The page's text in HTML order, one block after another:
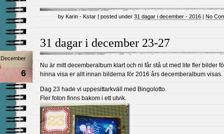
by Karin - Kstar | posted under 31 dagar i december - 2016 | No
31 dagar i december 23-27
December
6
Nu är mitt decemberalbum klart och ni får stå ut med lite fler bilder
hinna visa er allt innan bilderna för 2016 års decemberalbum visas.
Dag 23 hade vi uppesittarkväll med Bingolotto.
Fler foton finns bakom i ett utvik.